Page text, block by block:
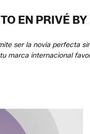
EN PRIVÉ
ser la novia perfecta
marca internacional